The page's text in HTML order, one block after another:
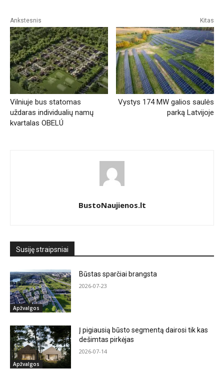
Ankstesnis
Vilniuje bus statomas
uždaras individualių namų
kvartalas OBELÚ
Kitas
Vystys 174 MW galios saulės
parką Latvijoje
BustoNaujienos.lt
Susiję straipsniai
Apžvalgos
Būstas sparčiai brangsta
2026-07-23
Apžvalgos
Į pigiausią būsto segmentą dairosi tik kas
dešimtas pirkėjas
2026-07-14